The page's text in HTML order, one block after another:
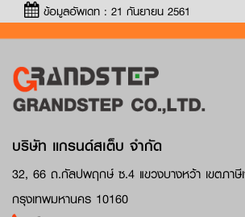
ข้อมูลอัพเดท : 21 กันยายน 2561
บริษัท แกรนด์สเต็บ จำกัด
32, 66 ถ.กัลปพฤกษ์ ซ.4 แขวงบางหว้า เขตภา
กรุงเทพมหานคร 10160